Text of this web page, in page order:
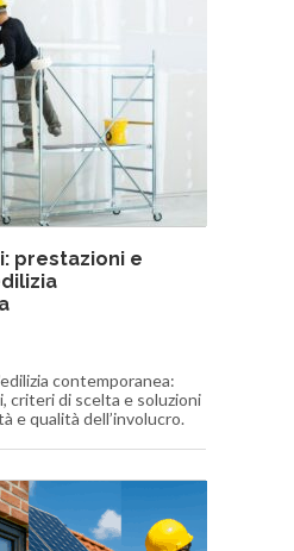
prestazioni e
contemporanea:
criteri di scelta e soluzioni
e qualità dell’involucro.